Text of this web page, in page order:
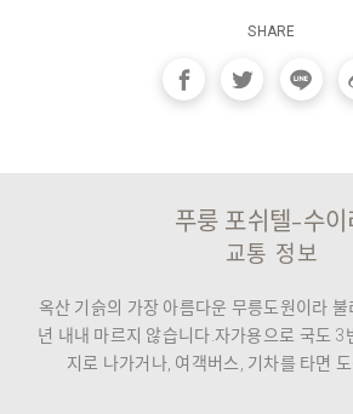
SHARE
푸룽 포쉬텔-
교통 정보
옥산 기슭의 가장 아름다운 무릉도원이라
년 내내 마르지 않습니다.자가용으로 국도
지로 나가거나, 여객버스, 기차를 타면